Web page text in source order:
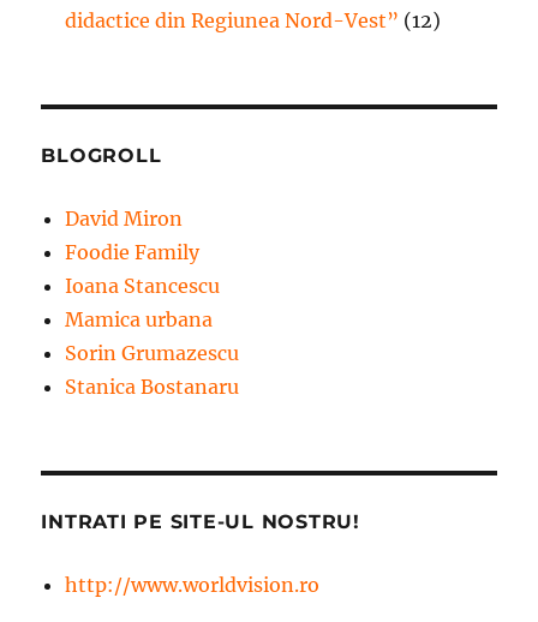
didactice din Regiunea Nord-Vest” (12)
BLOGROLL
David Miron
Foodie Family
Ioana Stancescu
Mamica urbana
Sorin Grumazescu
Stanica Bostanaru
INTRATI PE SITE-UL NOSTRU!
http://www.worldvision.ro